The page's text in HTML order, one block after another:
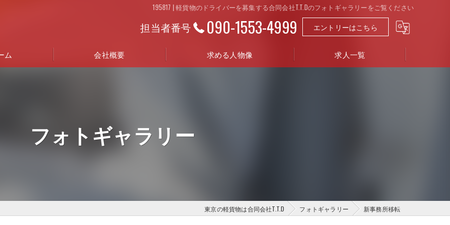
195817 | 軽貨物のドライバーを募集する合同会社T.T.Dのフォトギャラリーをご覧ください
担当者番号 090-1553-4999 エントリーはこちら
ム 会社概要
事業案内
求める人物像 求人一覧
フォトギャラリー
東京の軽貨物は合同会社T.T.D フォトギャラリー 新事務所移転